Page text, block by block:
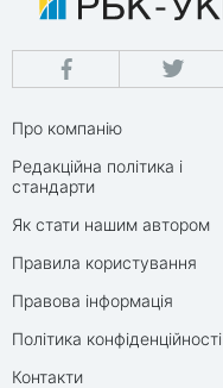
Про компанію
Редакційна політика і
стандарти
Як стати нашим автором
Правила користування
Правова інформація
Політика конфіденційності
Контакти